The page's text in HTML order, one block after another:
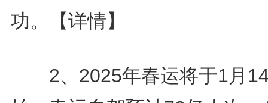
功。
【详情】
2、2025年春运将于1月